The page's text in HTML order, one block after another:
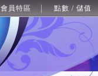
會員特區 點數 / 儲值